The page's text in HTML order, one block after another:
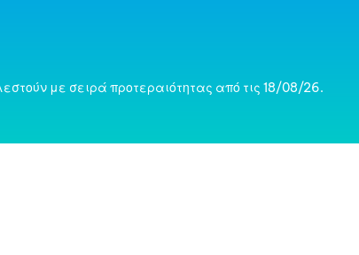
με σειρά προτεραιότητας από τις 18/08/26.